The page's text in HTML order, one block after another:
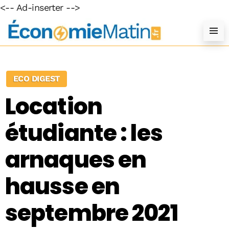
<-- Ad-inserter -->
ECO DIGEST
Location
étudiante : les
arnaques en
hausse en
septembre 2021